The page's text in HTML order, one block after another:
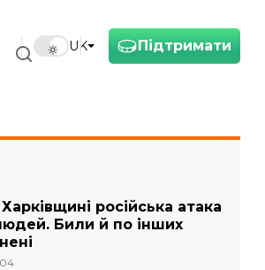
Підтримати
UK
російська атака
Били й по інших